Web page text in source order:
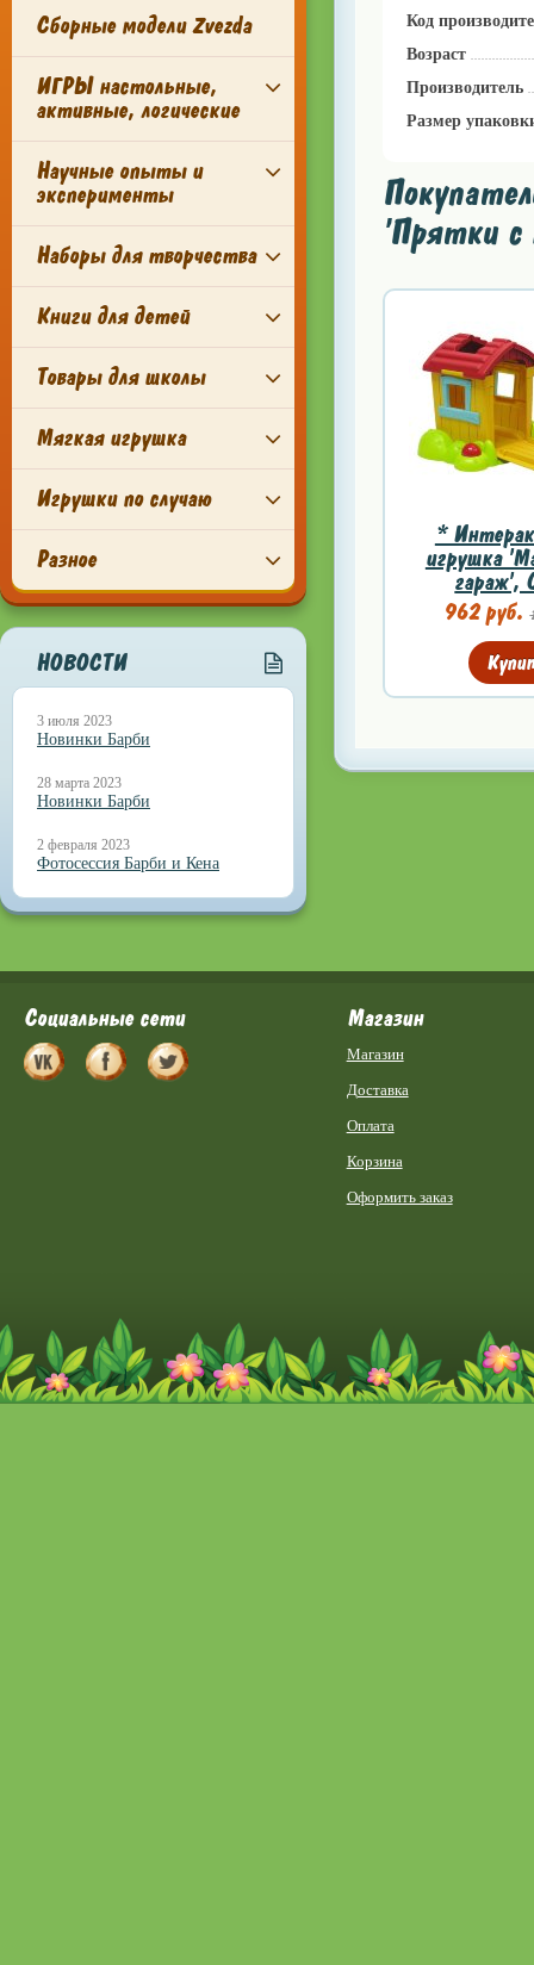
Сборные модели Zvezda
ИГРЫ настольные,
активные, логические
Научные опыты и
эксперименты
Наборы для творчества
Книги для детей
Товары для школы
Мягкая игрушка
Игрушки по случаю
Разное
НОВОСТИ
3 июля 2023
Новинки Барби
28 марта 2023
Новинки Барби
2 февраля 2023
Фотосессия Барби и Кена
Код
Возраст
Производитель
Размер
'Прятки с
*
игрушка
гараж',
962 руб.
Социальные сети Магазин
Магазин
Доставка
Оплата
Корзина
Оформить заказ